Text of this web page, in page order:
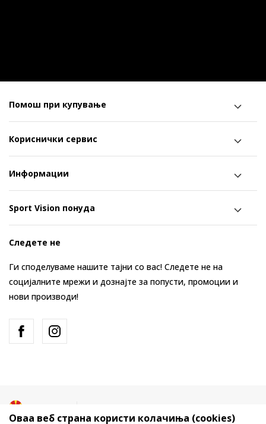
Помош при купување
Кориснички сервис
Информации
Sport Vision понуда
Следете не
Ги споделуваме нашите тајни со вас! Следете не на
социјалните мрежи и дознајте за попусти, промоции и
нови производи!
Оваа веб страна користи колачиња (cookies)